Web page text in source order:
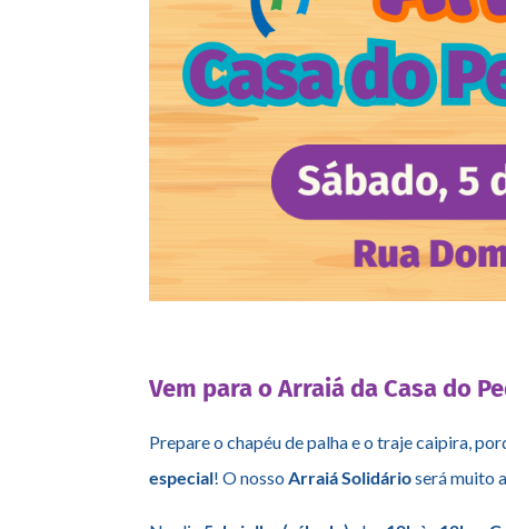
Vem para o Arraiá da Casa do
Prepare o chapéu de palha e o traje caipira,
especial! O nossoArraiá Solidárioserá muito